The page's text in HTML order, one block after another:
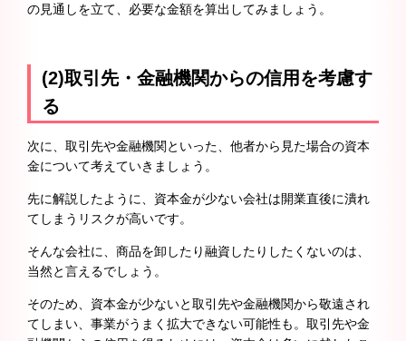
の見通しを立て、必要な金額を算出してみましょう。
(2)取引先・金融機関からの信用を考慮す
る
次に、取引先や金融機関といった、他者から見た場合の資本
金について考えていきましょう。
先に解説したように、資本金が少ない会社は開業直後に潰れ
てしまうリスクが高いです。
そんな会社に、商品を卸したり融資したりしたくないのは、
当然と言えるでしょう。
そのため、資本金が少ないと取引先や金融機関から敬遠され
てしまい、事業がうまく拡大できない可能性も。取引先や金